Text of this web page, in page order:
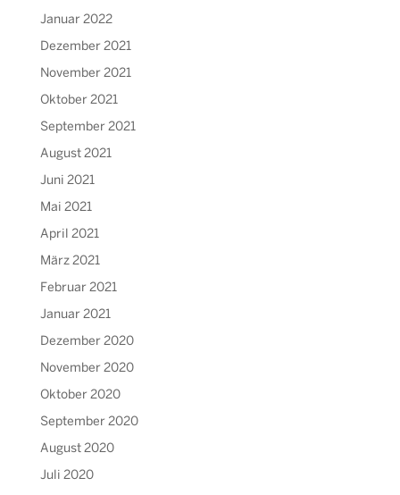
Januar 2022
Dezember 2021
November 2021
Oktober 2021
September 2021
August 2021
Juni 2021
Mai 2021
April 2021
März 2021
Februar 2021
Januar 2021
Dezember 2020
November 2020
Oktober 2020
September 2020
August 2020
Juli 2020